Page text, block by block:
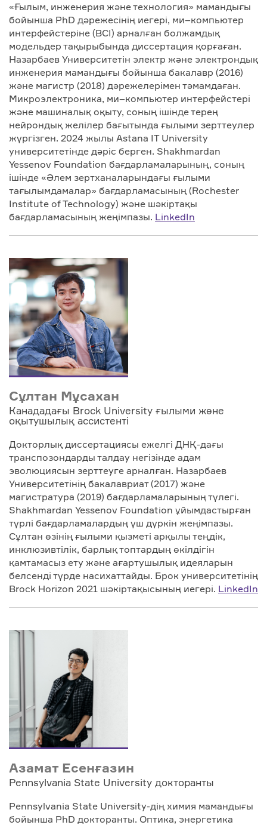
«Ғылым, инженерия және технология» мамандығы
бойынша PhD дәрежесінің иегері, ми–компьютер
интерфейстеріне (BCI) арналған болжамдық
модельдер тақырыбында диссертация қорғаған.
Назарбаев Университетін электр және электрондық
инженерия мамандығы бойынша бакалавр (2016)
және магистр (2018) дәрежелерімен тәмамдаған.
Микроэлектроника, ми–компьютер интерфейстері
және машиналық оқыту, соның ішінде терең
нейрондық желілер бағытында ғылыми зерттеулер
жүргізген. 2024 жылы Astana IT University
университетінде дәріс берген. Shakhmardan
Yessenov Foundation бағдарламаларының, соның
ішінде «Әлем зертханаларындағы ғылыми
тағылымдамалар» бағдарламасының (Rochester
Institute of Technology) және шәкіртақы
бағдарламасының жеңімпазы. LinkedIn
Сұлтан Мұсахан
Канададағы Brock University ғылыми және
оқытушылық ассистенті
Докторлық диссертациясы ежелгі ДНҚ-дағы
транспозондарды талдау негізінде адам
эволюциясын зерттеуге арналған. Назарбаев
Университетінің бакалавриат (2017) және
магистратура (2019) бағдарламаларының түлегі.
Shakhmardan Yessenov Foundation ұйымдастырған
түрлі бағдарламалардың үш дүркін жеңімпазы.
Сұлтан өзінің ғылыми қызметі арқылы теңдік,
инклюзивтілік, барлық топтардың өкілдігін
қамтамасыз ету және ағартушылық идеяларын
белсенді түрде насихаттайды. Брок университетінің
Brock Horizon 2021 шәкіртақысының иегері. LinkedIn
Азамат Есенғазин
Pennsylvania State University докторанты
Pennsylvania State University-дің химия мамандығы
бойынша PhD докторанты. Оптика, энергетика